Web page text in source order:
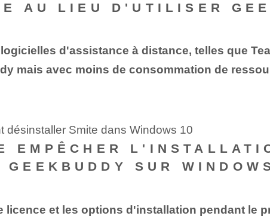
AU LIEU D'UTILISER
d'assistance à distance, telles que
mais avec moins de consommation de
Smite dans Windows 10
EMPÊCHER
SUR
licence et les options d'installation pendant le